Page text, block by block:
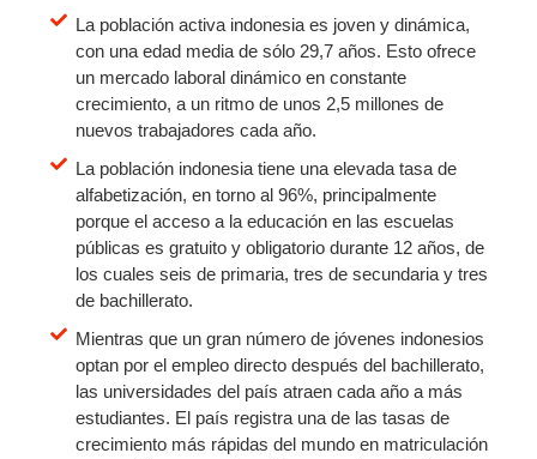
La población activa indonesia es joven y dinámica,
con una edad media de sólo 29,7 años. Esto ofrece
un mercado laboral dinámico en constante
crecimiento, a un ritmo de unos 2,5 millones de
nuevos trabajadores cada año.
La población indonesia tiene una elevada tasa de
alfabetización, en torno al 96%, principalmente
porque el acceso a la educación en las escuelas
públicas es gratuito y obligatorio durante 12 años, de
los cuales seis de primaria, tres de secundaria y tres
de bachillerato.
Mientras que un gran número de jóvenes indonesios
optan por el empleo directo después del bachillerato,
las universidades del país atraen cada año a más
estudiantes. El país registra una de las tasas de
crecimiento más rápidas del mundo en matriculación